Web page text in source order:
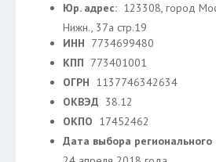
Юр. адрес: 123308, город
Нижн., 37а стр.19
ИНН 7734699480
КПП 773401001
ОГРН 1137746342634
ОКВЭД 38.12
ОКПО 17452462
Дата выбора регионального